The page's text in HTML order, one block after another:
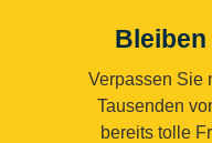
Verpassen Sie
Tausenden
bereits tolle